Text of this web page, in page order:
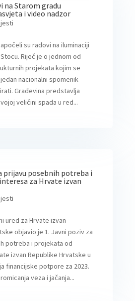
na Starom gradu
i video nadzor
su radovi na iluminaciji
Riječ je o jednom od
projekata kojim se
nacionalni spomenik
Građevina predstavlja
veličini spada u red...
prijavu posebnih potreba i
za Hrvate izvan
ured za Hrvate izvan
objavio je 1. Javni poziv za
potreba i projekata od
izvan Republike Hrvatske u
financijske potpore za 2023.
veza i jačanja...